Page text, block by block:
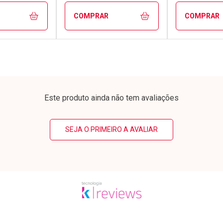
COMPRAR COMPRAR
Este produto ainda não tem avaliações
SEJA O PRIMEIRO A AVALIAR